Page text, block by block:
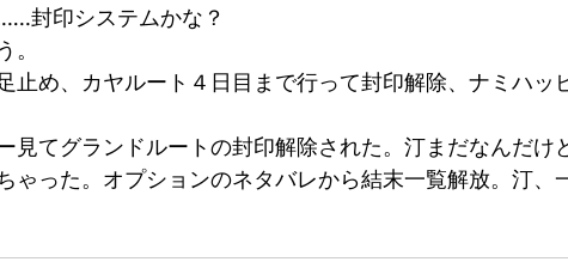
封印システムかな？
止め、カヤルート４日目まで行って封印解除、ナミハッ
見てグランドルートの封印解除された。汀まだなんだけど
ゃった。オプションのネタバレから結末一覧解放。汀、